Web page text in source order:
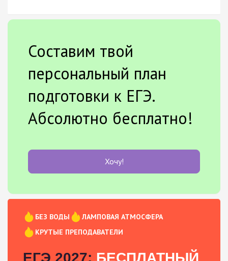
Составим твой
персональный план
подготовки к ЕГЭ.
Абсолютно бесплатно!
Хочу!
БЕЗ ВОДЫ
ЛАМПОВАЯ АТМОСФЕРА
КРУТЫЕ ПРЕПОДАВАТЕЛИ
ЕГЭ 2027: БЕСПЛАТНЫЙ